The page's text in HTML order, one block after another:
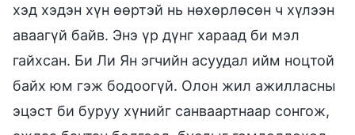
хэд хэдэн хүн өөртэй нь нөхөрлөсөн ч хүлээн
аваагүй байв. Энэ үр дүнг хараад би мэл
гайхсан. Би Ли Ян эгчийн асуудал ийм ноцтой
байх юм гэж бодоогүй. Олон жил ажилласны
эцэст би буруу хүнийг санваартнаар сонгож,